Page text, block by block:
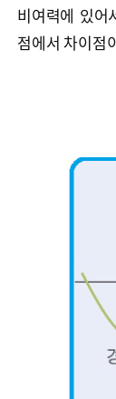
비여력에 있어
점에서 차이점